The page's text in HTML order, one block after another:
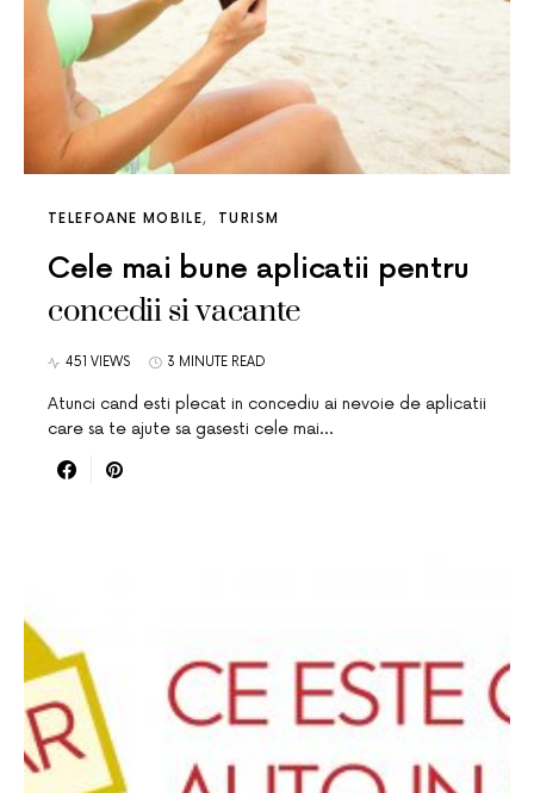
TELEFOANE MOBILE TURISM
Cele mai bune aplicatii pentru
concedii si vacante
451 VIEWS 3 MINUTE READ
Atunci cand esti plecat in concediu ai nevoie de aplicatii
care sa te ajute sa gasesti cele mai…